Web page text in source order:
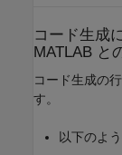
コード生成
MATLAB と
コード生成の
す。
以下のよ